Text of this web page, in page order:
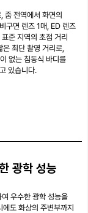
줌 전역에서 화면의
구면 렌즈 1매, ED 렌즈
준 지역의 초점 거리
최단 촬영 거리로,
없는 침동식 바디를
있습니다.
광학 성능
우수한 광학 성능을
도 화상의 주변부까지